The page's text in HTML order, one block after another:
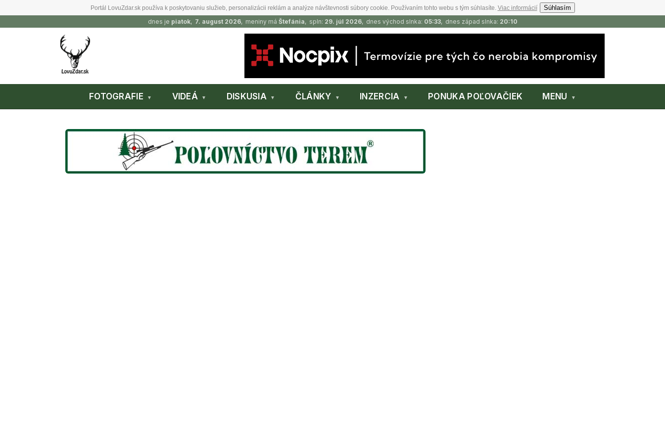
Portál LovuZdar.sk používa k poskytovaniu služieb, personalizácii reklám a analýze návštevnosti súbory cookie. Používaním tohto webu s tým súhlasíte. Viac informácií
Súhlasím
dnes je piatok, 7. august 2026, meniny má Štefánia, spln: 29. júl 2026, dnes východ slnka: 05:33, dnes západ slnka: 20:10
FOTOGRAFIE VIDEÁ DISKUSIA ČLÁNKY INZERCIA PONUKA POĽOVAČIEK MENU